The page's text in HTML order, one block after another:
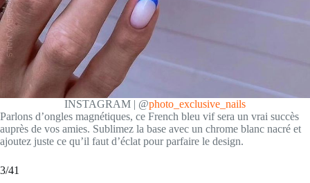
INSTAGRAM | @photo_exclusive_nails
Parlons d’ongles magnétiques, ce French bleu vif sera un vrai succès
auprès de vos amies. Sublimez la base avec un chrome blanc nacré et
ajoutez juste ce qu’il faut d’éclat pour parfaire le design.
3/41